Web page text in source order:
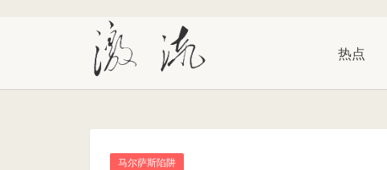
热点
马尔萨斯陷阱